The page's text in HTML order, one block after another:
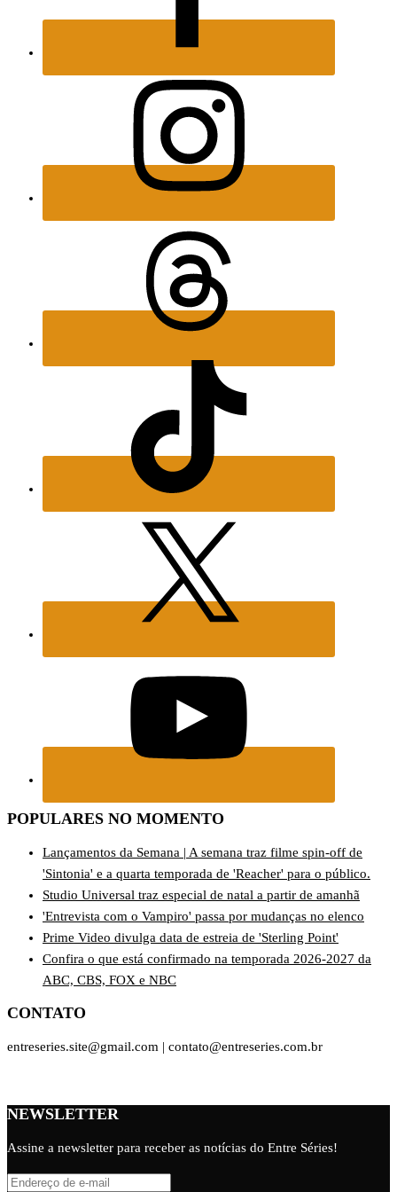
POPULARES NO MOMENTO
Lançamentos da Semana | A semana traz filme spin-off de
'Sintonia' e a quarta temporada de 'Reacher' para o público.
Studio Universal traz especial de natal a partir de amanhã
'Entrevista com o Vampiro' passa por mudanças no elenco
Prime Video divulga data de estreia de 'Sterling Point'
Confira o que está confirmado na temporada 2026-2027 da
ABC, CBS, FOX e NBC
CONTATO
entreseries.site@gmail.com | contato@entreseries.com.br
NEWSLETTER
Assine a newsletter para receber as notícias do Entre Séries!
Endereço